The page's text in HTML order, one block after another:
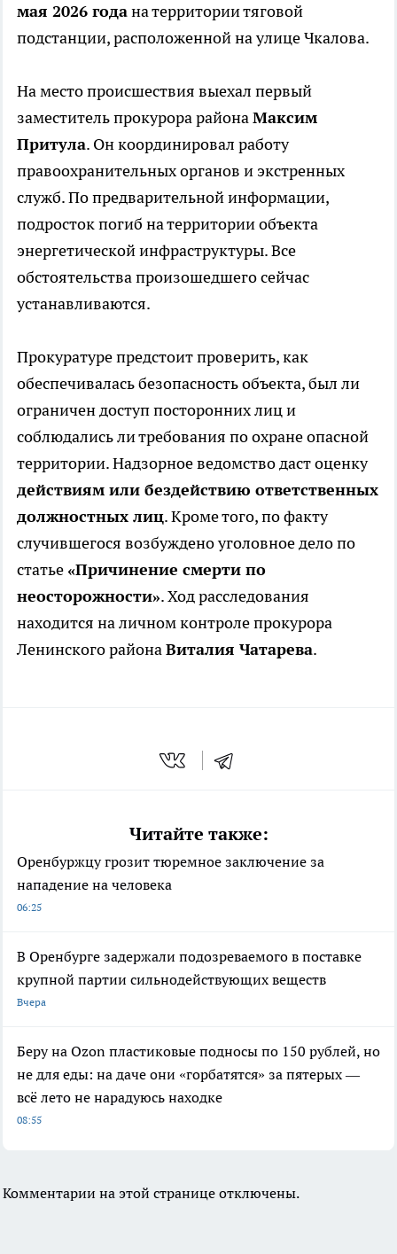
мая 2026 годана территории тяговой
подстанции, расположенной на улице Чкалова.
На место происшествия выехал первый
заместитель прокурора районаМаксим
Притула. Он координировал работу
правоохранительных органов и экстренных
служб. По предварительной информации,
подросток погиб на территории объекта
энергетической инфраструктуры. Все
обстоятельства произошедшего сейчас
устанавливаются.
Прокуратуре предстоит проверить, как
обеспечивалась безопасность объекта, был ли
ограничен доступ посторонних лиц и
соблюдались ли требования по охране опасной
территории. Надзорное ведомство даст оценку
действиям или бездействию ответственных
должностных лиц. Кроме того, по факту
случившегося возбуждено уголовное дело по
статье «Причинение смерти по
неосторожности». Ход расследования
находится на личном контроле прокурора
Ленинского районаВиталия Чатарева.
Читайте также:
Оренбуржцу грозит тюремное заключение за
нападение на человека
06:25
В Оренбурге задержали подозреваемого в поставке
крупной партии сильнодействующих веществ
Вчера
Беру на Ozon пластиковые подносы по 150 рублей, но
не для еды: на даче они «горбатятся» за пятерых —
всё лето не нарадуюсь находке
08:55
Комментарии на этой странице отключены.